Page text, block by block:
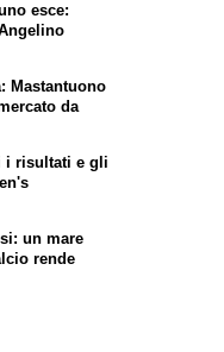
esce:
Mastantuono
da
i risultati e gli
un mare
rende